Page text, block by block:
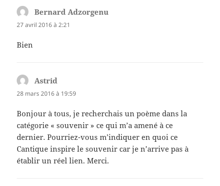
Bernard Adzorgenu
27 avril 2016 à 2:21
Bien
Astrid
28 mars 2016 à 19:59
Bonjour à tous, je recherchais un poème dans la
catégorie « souvenir » ce qui m’a amené à ce
dernier. Pourriez-vous m’indiquer en quoi ce
Cantique inspire le souvenir car je n’arrive pas à
établir un réel lien. Merci.